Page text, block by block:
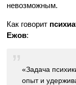
невозможным.
Как говорит
Ежов:
«Задача
опыт и